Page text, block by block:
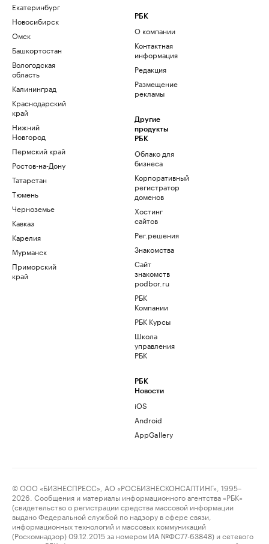
Екатеринбург
Новосибирск
Омск
Башкортостан
Вологодская
область
Калининград
Краснодарский
край
Нижний
Новгород
Пермский край
Ростов-на-Дону
Татарстан
Тюмень
Черноземье
Кавказ
Карелия
Мурманск
Приморский
край
РБК
О компании
Контактная
информация
Редакция
Размещение
рекламы
Другие
продукты
РБК
Облако для
бизнеса
Корпоративный
регистратор
доменов
Хостинг
сайтов
Рег.решения
Знакомства
Сайт
знакомств
podbor.ru
РБК
Компании
РБК Курсы
Школа
управления
РБК
РБК
Новости
iOS
Android
AppGallery
© ООО «БИЗНЕСПРЕСС», АО «РОСБИЗНЕСКОНСАЛТИНГ», 1995–
2026. Сообщения и материалы информационного агентства «РБК»
(свидетельство о регистрации средства массовой информации
выдано Федеральной службой по надзору в сфере связи,
информационных технологий и массовых коммуникаций
(Роскомнадзор) 09.12.2015 за номером ИА №ФС77-63848) и сетевого